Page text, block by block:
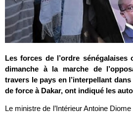
Les forces de l’ordre
dimanche à la marche de
travers le pays en l’interpellant
de force à Dakar, ont indiqué les
Le ministre de l’Intérieur Antoine